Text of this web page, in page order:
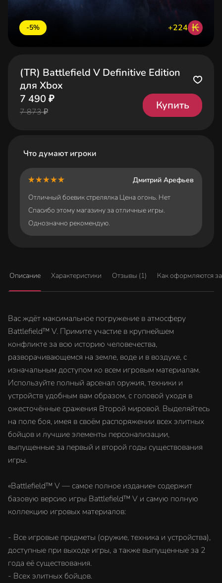
-5% +224 ₭
(TR) Battlefield V Definitive Edition
для Xbox
7 490 ₽
7 873 ₽
Купить
Что думают игроки
Дмитрий Арефьев
Отличный боевик стрелялка Цена огонь. Нет
Спасибо этому магазину за отличные игры.
Однозначно рекомендую.
Описание Характеристики Отзывы (1) Как оформляются
Вас ждёт максимальное погружение в атмосферу
Battlefield™ V. Примите участие в крупнейшем
конфликте за всю историю человечества,
разворачивающемся на земле, воде и в воздухе, с
изначальным доступом ко всем игровым материалам.
Используйте полный арсенал оружия, техники и
устройств удобным вам образом, с головой уходя в
ожесточённые сражения Второй мировой. Выделяйтесь
на поле боя, имея в своём распоряжении всех элитных
бойцов и лучшие элементы персонализации,
выпущенные за первый и второй годы существования
игры.
«Battlefield™ V — самое полное издание» содержит
базовую версию игры Battlefield™ V и самую полную
коллекцию игровых материалов:
- Все игровые предметы (оружие, техника и устройства),
доступные при выходе игры, а также выпущенные за 2
года её существования.
- Всех элитных бойцов.